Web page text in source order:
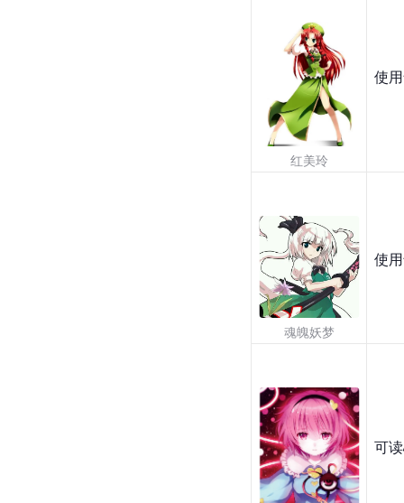
红美玲
使
魂魄妖梦
使
可